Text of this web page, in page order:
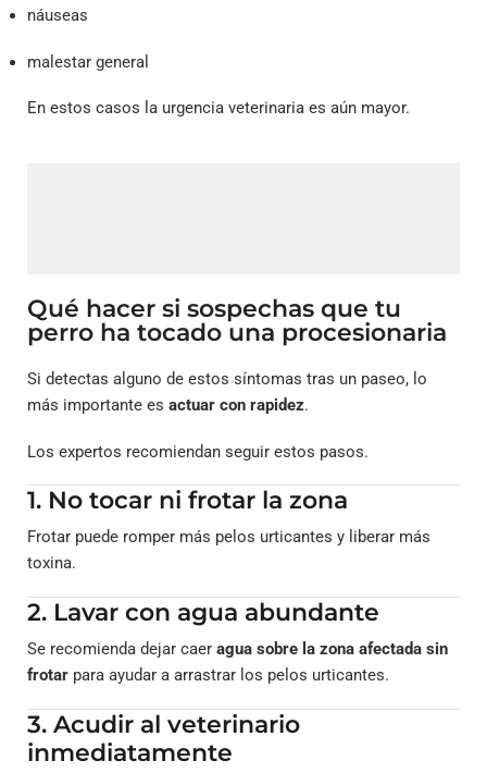
náuseas
malestar general
En estos casos la urgencia veterinaria es aún mayor.
Qué hacer si sospechas que tu
perro ha tocado una procesionaria
Si detectas alguno de estos síntomas tras un paseo, lo
más importante es actuar con rapidez.
Los expertos recomiendan seguir estos pasos.
1. No tocar ni frotar la zona
Frotar puede romper más pelos urticantes y liberar más
toxina.
2. Lavar con agua abundante
Se recomienda dejar caer agua sobre la zona afectada sin
frotar para ayudar a arrastrar los pelos urticantes.
3. Acudir al veterinario
inmediatamente